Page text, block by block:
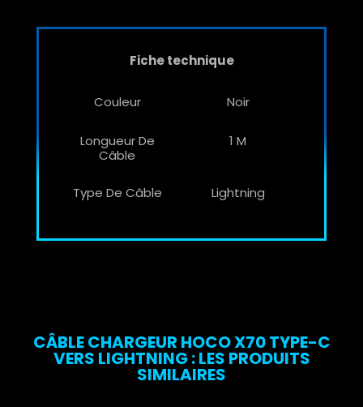
Fiche technique
Couleur Noir
Longueur De
Câble
1 M
Type De Câble Lightning
CÂBLE CHARGEUR HOCO X70 TYPE-C
VERS LIGHTNING : LES PRODUITS
SIMILAIRES